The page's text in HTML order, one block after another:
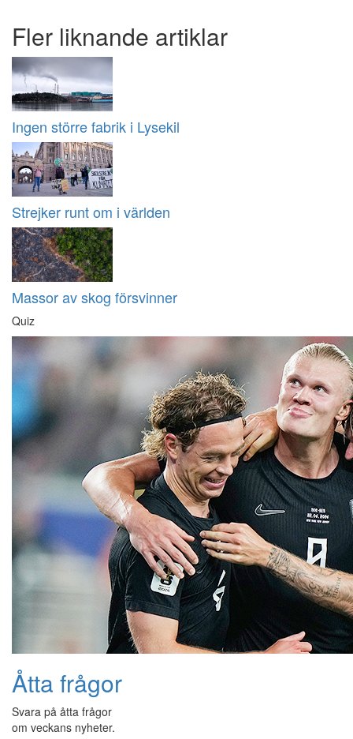
Fler liknande artiklar
Ingen större fabrik i Lysekil
Strejker runt om i världen
Massor av skog försvinner
Quiz
Åtta frågor
Svara på åtta frågor
om veckans nyheter.